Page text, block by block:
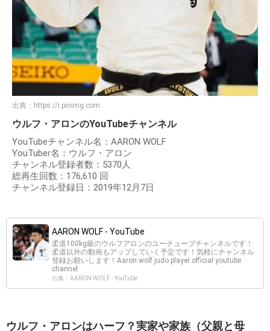
出典： https://i.pinimg.com
ウルフ・アロンのYouTubeチャンネル
YouTubeチャンネル名：AARON WOLF
YouTuber名：ウルフ・アロン
チャンネル登録者数：5370人
総再生回数：176,610 回
チャンネル登録日：2019年12月7日
AARON WOLF - YouTube
柔道100kg級のウルフアロンのユーチューブチャンネルです！
柔道以外の動画もアップしていく予定です！気軽にチャンネル
登録お願いします！Aaron wolf judo player official youtube
channel
出典：AARON WOLF - YouTube
ウルフ・アロンはハーフ？実家や家族（父親と母